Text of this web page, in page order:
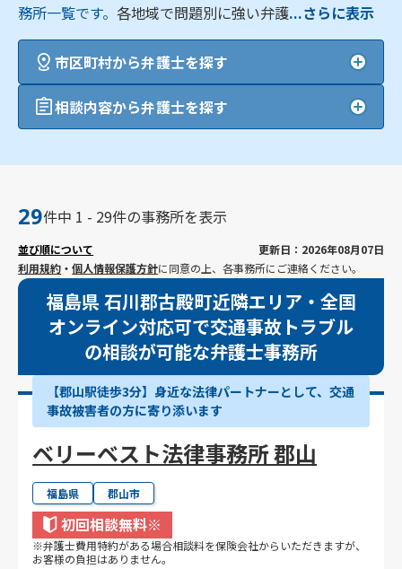
務所一覧です。各地域で問題別に強い弁護...さらに表示
市区町村から弁護士を探す
相談内容から弁護士を探す
29件中 1 - 29件の事務所を表示
並び順について
更新日：2026年08月07日
利用規約 ・個人情報保護方針に同意の上、各事務所にご連絡ください。
福島県 石川郡古殿町近隣エリア・全国
オンライン対応可で交通事故トラブル
の相談が可能な弁護士事務所
【郡山駅徒歩3分】身近な法律パートナーとして、交通
事故被害者の方に寄り添います
ベリーベスト法律事務所 郡山
福島県 郡山市
初回相談無料※
※弁護士費用特約がある場合相談料を保険会社からいただきますが、
お客様の負担はありません。